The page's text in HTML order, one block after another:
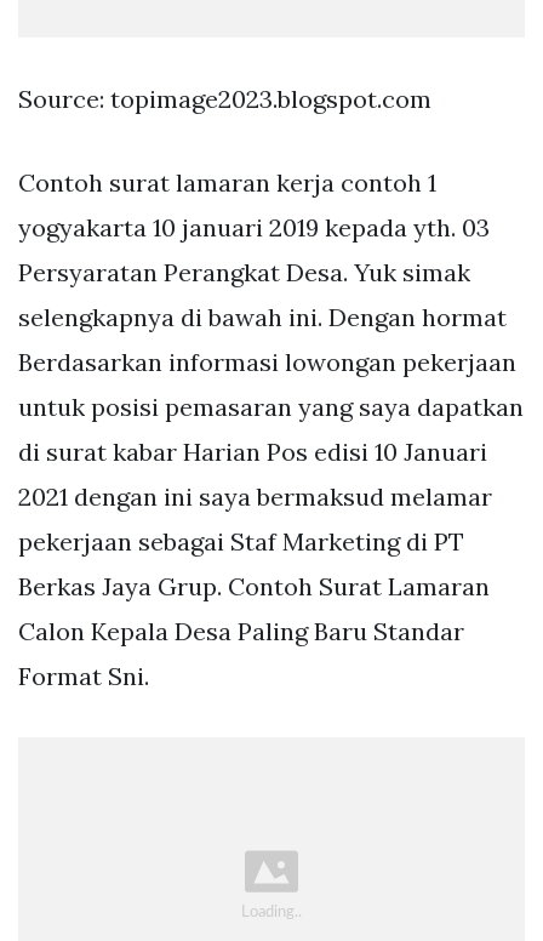
Source: topimage2023.blogspot.com
Contoh surat lamaran kerja contoh 1
yogyakarta 10 januari 2019 kepada yth. 03
Persyaratan Perangkat Desa. Yuk simak
selengkapnya di bawah ini. Dengan hormat
Berdasarkan informasi lowongan pekerjaan
untuk posisi pemasaran yang saya dapatkan
di surat kabar Harian Pos edisi 10 Januari
2021 dengan ini saya bermaksud melamar
pekerjaan sebagai Staf Marketing di PT
Berkas Jaya Grup. Contoh Surat Lamaran
Calon Kepala Desa Paling Baru Standar
Format Sni.